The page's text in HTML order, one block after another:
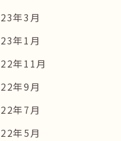
年3月
年1月
年11月
年9月
年7月
年5月